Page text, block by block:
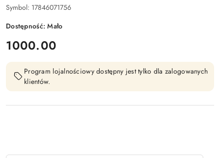
Symbol: 17846071756
Dostępność:Mało
cena:
1000.00
Program lojalnościowy dostępny jest tylko dla zalogowanych
klientów.